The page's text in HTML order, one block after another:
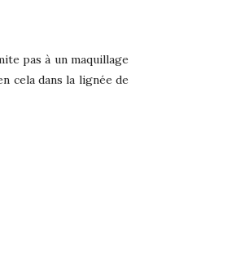
pas à un maquillage
cela dans la lignée de